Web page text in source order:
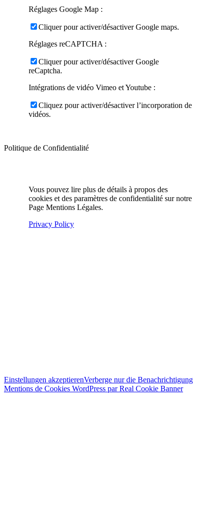
Réglages Google Map :
Cliquer pour activer/désactiver Google maps.
Réglages reCAPTCHA :
Cliquer pour activer/désactiver Google
reCaptcha.
Intégrations de vidéo Vimeo et Youtube :
Cliquez pour activer/désactiver l’incorporation de
vidéos.
Politique de Confidentialité
Vous pouvez lire plus de détails à propos des
cookies et des paramètres de confidentialité sur notre
Page Mentions Légales.
Privacy Policy
Einstellungen akzeptierenVerberge nur die Benachrichtigung
Mentions de Cookies WordPress par Real Cookie Banner